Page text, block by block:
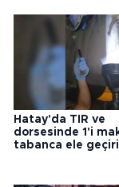
Hatay'da TIR ve
dorsesinde 1'i
tabanca ele